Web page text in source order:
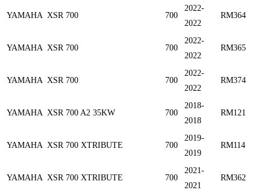
YAMAHA XSR 700 700
2022-
2022
RM364
YAMAHA XSR 700 700
2022-
2022
RM365
YAMAHA XSR 700 700
2022-
2022
RM374
YAMAHA XSR 700 A2 35KW 700
2018-
2018
RM121
YAMAHA XSR 700 XTRIBUTE 700
2019-
2019
RM114
YAMAHA XSR 700 XTRIBUTE 700
2021-
2021
RM362